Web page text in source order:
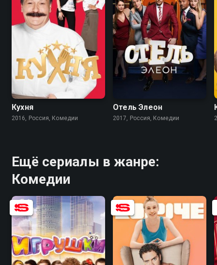
8.2 8.4
Кухня
2016, Россия, Комедии
7.6
Отель Элеон
2017, Россия, Комедии
Ещё сериалы в жанре:
Комедии